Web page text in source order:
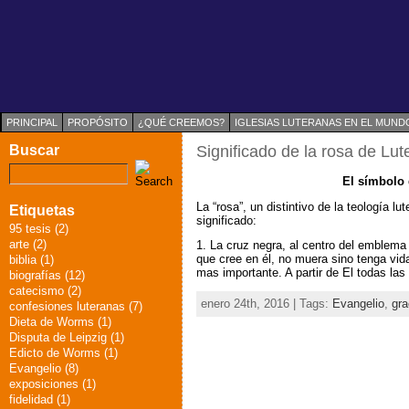
PRINCIPAL PROPÓSITO ¿QUÉ CREEMOS? IGLESIAS LUTERANAS EN EL
Buscar
Etiquetas
95 tesis (2)
arte (2)
biblia (1)
biografías (12)
catecismo (2)
confesiones luteranas (7)
Dieta de Worms (1)
Disputa de Leipzig (1)
Edicto de Worms (1)
Evangelio (8)
exposiciones (1)
fidelidad (1)
Significado de la rosa de
El símbolo
La “rosa”, un distintivo de la teología
significado:
1. La cruz negra, al centro del
que cree en él, no muera sino tenga
mas importante. A partir de El todas
enero 24th, 2016 | Tags: Evangelio,